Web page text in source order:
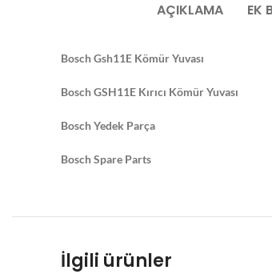
AÇIKLAMA EK
Bosch Gsh11E Kömür Yuvası
Bosch GSH11E Kırıcı Kömür Yuvası
Bosch Yedek Parça
Bosch Spare Parts
İlgili ürünler